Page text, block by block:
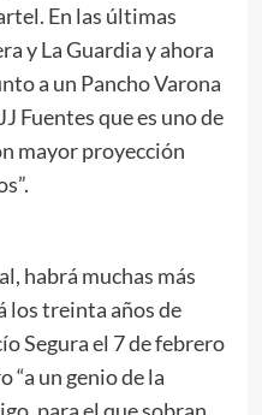
En las últimas
y La Guardia y ahora
a un Pancho Varona
Fuentes que es uno de
mayor proyección
habrá muchas más
los treinta años de
Segura el 7 de febrero
“a un genio de la